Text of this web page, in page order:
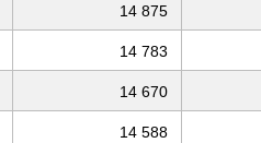
14 875
14 783
14 670
14 588